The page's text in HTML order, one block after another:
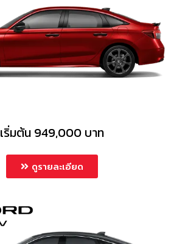
เริ่มต้น 949,000 บาท
ดูรายละเอียด